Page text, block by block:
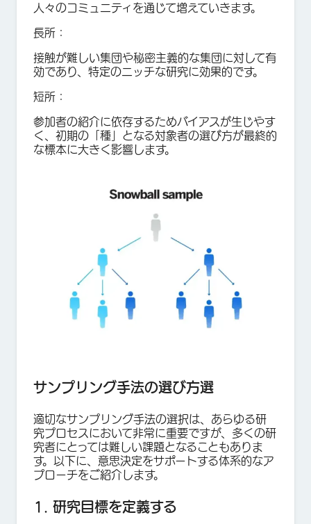
人々のコミュニティを通じて増えていきます。
長所：
接触が難しい集団や秘密主義的な集団に対して有
効であり、特定のニッチな研究に効果的です。
短所：
参加者の紹介に依存するためバイアスが生じやす
く、初期の「種」となる対象者の選び方が最終的
な標本に大きく影響します。
サンプリング手法の選び方選
適切なサンプリング手法の選択は、あらゆる研
究プロセスにおいて非常に重要ですが、多くの研
究者にとっては難しい課題となることもありま
す。以下に、意思決定をサポートする体系的なア
プローチをご紹介します。
1. 研究目標を定義する